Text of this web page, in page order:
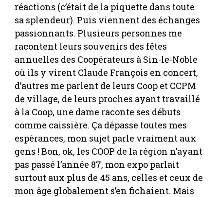
réactions (c’était de la piquette dans toute
sa splendeur). Puis viennent des échanges
passionnants. Plusieurs personnes me
racontent leurs souvenirs des fêtes
annuelles des Coopérateurs à Sin-le-Noble
où ils y virent Claude François en concert,
d’autres me parlent de leurs Coop et CCPM
de village, de leurs proches ayant travaillé
à la Coop, une dame raconte ses débuts
comme caissière. Ça dépasse toutes mes
espérances, mon sujet parle vraiment aux
gens ! Bon, ok, les COOP de la région n’ayant
pas passé l’année 87, mon expo parlait
surtout aux plus de 45 ans, celles et ceux de
mon âge globalement s’en fichaient. Mais